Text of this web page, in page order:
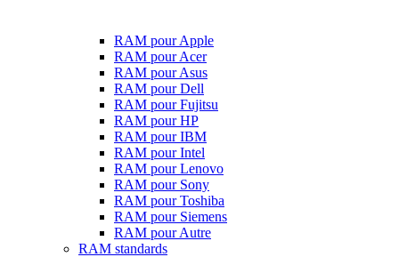
RAM pour Apple
RAM pour Acer
RAM pour Asus
RAM pour Dell
RAM pour Fujitsu
RAM pour HP
RAM pour IBM
RAM pour Intel
RAM pour Lenovo
RAM pour Sony
RAM pour Toshiba
RAM pour Siemens
RAM pour Autre
RAM standards